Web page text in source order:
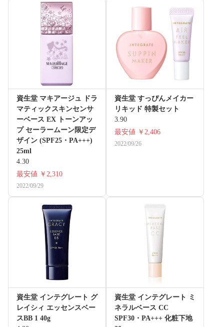
資生堂 マキアージュ ドラ
マティックスキンセンサ
ーベース EX トーンアッ
プ セーラームーン限定デ
ザイン (SPF25・PA+++)
25ml
4.30
最安値 ￥2,310
2022/09/29
資生堂 すっぴんメイカー
リキッド 特製セット
3.90
最安値 ￥2,406
2022/09/26
資生堂 インテグレート グ
レイシィ エッセンスベー
スBB 1 40g
資生堂 インテグレート ミ
ネラルベース CC
SPF30・PA+++ 化粧下地